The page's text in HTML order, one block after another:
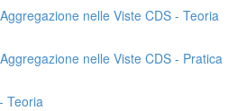
nelle Viste CDS - Teoria
nelle Viste CDS - Pratica
Teoria